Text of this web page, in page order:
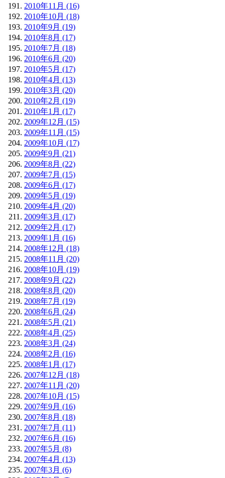
2010年11月 (16)
2010年10月 (18)
2010年9月 (19)
2010年8月 (17)
2010年7月 (18)
2010年6月 (20)
2010年5月 (17)
2010年4月 (13)
2010年3月 (20)
2010年2月 (19)
2010年1月 (17)
2009年12月 (15)
2009年11月 (15)
2009年10月 (17)
2009年9月 (21)
2009年8月 (22)
2009年7月 (15)
2009年6月 (17)
2009年5月 (19)
2009年4月 (20)
2009年3月 (17)
2009年2月 (17)
2009年1月 (16)
2008年12月 (18)
2008年11月 (20)
2008年10月 (19)
2008年9月 (22)
2008年8月 (20)
2008年7月 (19)
2008年6月 (24)
2008年5月 (21)
2008年4月 (25)
2008年3月 (24)
2008年2月 (16)
2008年1月 (17)
2007年12月 (18)
2007年11月 (20)
2007年10月 (15)
2007年9月 (16)
2007年8月 (18)
2007年7月 (11)
2007年6月 (16)
2007年5月 (8)
2007年4月 (13)
2007年3月 (6)